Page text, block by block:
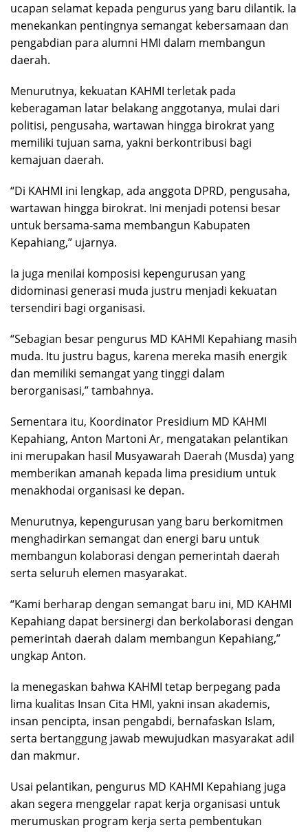
ucapan selamat kepada pengurus yang baru dilantik. Ia
menekankan pentingnya semangat kebersamaan dan
pengabdian para alumni HMI dalam membangun
daerah.
Menurutnya, kekuatan KAHMI terletak pada
keberagaman latar belakang anggotanya, mulai dari
politisi, pengusaha, wartawan hingga birokrat yang
memiliki tujuan sama, yakni berkontribusi bagi
kemajuan daerah.
“Di KAHMI ini lengkap, ada anggota DPRD, pengusaha,
wartawan hingga birokrat. Ini menjadi potensi besar
untuk bersama-sama membangun Kabupaten
Kepahiang,” ujarnya.
Ia juga menilai komposisi kepengurusan yang
didominasi generasi muda justru menjadi kekuatan
tersendiri bagi organisasi.
“Sebagian besar pengurus MD KAHMI Kepahiang masih
muda. Itu justru bagus, karena mereka masih energik
dan memiliki semangat yang tinggi dalam
berorganisasi,” tambahnya.
Sementara itu, Koordinator Presidium MD KAHMI
Kepahiang, Anton Martoni Ar, mengatakan pelantikan
ini merupakan hasil Musyawarah Daerah (Musda) yang
memberikan amanah kepada lima presidium untuk
menakhodai organisasi ke depan.
Menurutnya, kepengurusan yang baru berkomitmen
menghadirkan semangat dan energi baru untuk
membangun kolaborasi dengan pemerintah daerah
serta seluruh elemen masyarakat.
“Kami berharap dengan semangat baru ini, MD KAHMI
Kepahiang dapat bersinergi dan berkolaborasi dengan
pemerintah daerah dalam membangun Kepahiang,”
ungkap Anton.
Ia menegaskan bahwa KAHMI tetap berpegang pada
lima kualitas Insan Cita HMI, yakni insan akademis,
insan pencipta, insan pengabdi, bernafaskan Islam,
serta bertanggung jawab mewujudkan masyarakat adil
dan makmur.
Usai pelantikan, pengurus MD KAHMI Kepahiang juga
akan segera menggelar rapat kerja organisasi untuk
merumuskan program kerja serta pembentukan